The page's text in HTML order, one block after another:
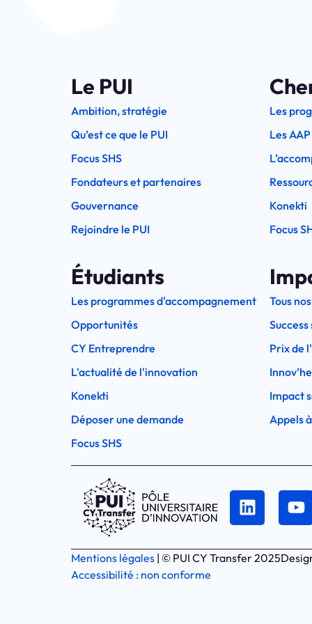
Le PUI
Ambition, stratégie
Qu’est ce que le PUI
Focus SHS
Fondateurs et partenaires
Gouvernance
Rejoindre le PUI
Les
Les AAP
Konekti
Focus
Étudiants
Les programmes d'accompagnement
Opportunités
CY Entreprendre
L'actualité de l'innovation
Konekti
Déposer une demande
Focus SHS
Tous
Prix de
Impact
Appels
Mentions légales | © PUI CY Transfer 2025
Accessibilité : non conforme